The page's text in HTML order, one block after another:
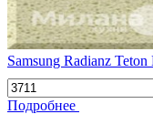
Samsung Radianz Teton
Подробнее